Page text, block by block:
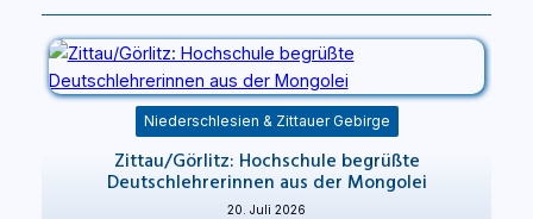
Niederschlesien & Zittauer Gebirge
Zittau/Görlitz: Hochschule begrüßte
Deutschlehrerinnen aus der Mongolei
20. Juli 2026